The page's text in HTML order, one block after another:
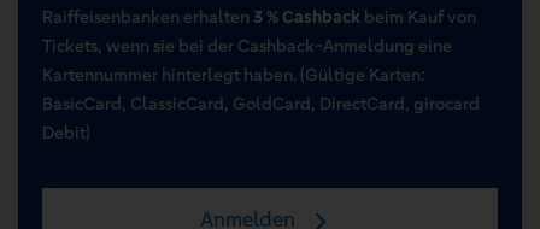
Raiffeisenbanken erhalten 3 % Cashback beim Kauf von
Tickets, wenn sie bei der Cashback-Anmeldung eine
Kartennummer hinterlegt haben. (Gültige Karten:
BasicCard, ClassicCard, GoldCard, DirectCard, girocard
Debit)
Anmelden